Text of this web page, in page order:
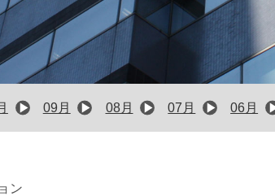
09月 08月 07月 06月
ン